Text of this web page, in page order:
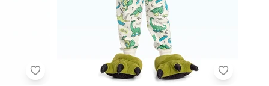
Blusão e Calça (Bege)
Ddk - Conjunto Infantil Jaqueta e Calça (Bege)
Fakini